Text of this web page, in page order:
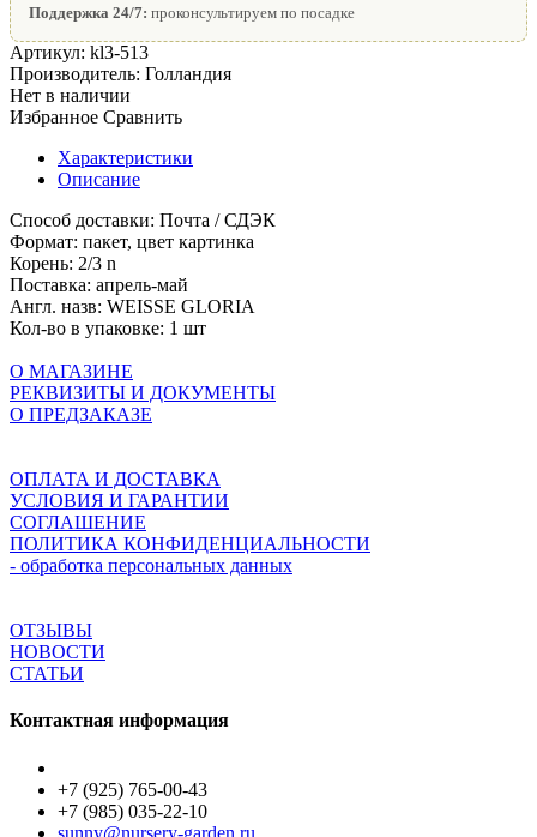
Поддержка 24/7: проконсультируем по посадке
Артикул: kl3-513
Производитель: Голландия
Нет в наличии
Избранное Сравнить
Характеристики
Описание
Способ доставки: Почта / СДЭК
Формат: пакет, цвет картинка
Корень: 2/3 n
Поставка: апрель-май
Англ. назв: WEISSE GLORIA
Кол-во в упаковке: 1 шт
О МАГАЗИНЕ
РЕКВИЗИТЫ И ДОКУМЕНТЫ
О ПРЕДЗАКАЗЕ
ОПЛАТА И ДОСТАВКА
УСЛОВИЯ И ГАРАНТИИ
СОГЛАШЕНИЕ
ПОЛИТИКА КОНФИДЕНЦИАЛЬНОСТИ
- обработка персональных данных
ОТЗЫВЫ
НОВОСТИ
СТАТЬИ
Контактная информация
+7 (925) 765-00-43
+7 (985) 035-22-10
sunny@nursery-garden.ru